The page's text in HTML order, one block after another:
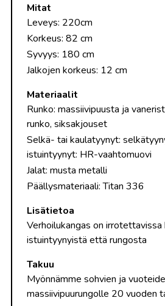
Mitat
Leveys: 220cm
Korkeus: 82 cm
Syvyys: 180 cm
Jalkojen korkeus: 12 cm
Materiaalit
Runko: massiivipuusta ja
runko, siksakjouset
Selkä- tai kaulatyynyt:
istuintyynyt: HR-vaahtomuovi
Jalat: musta metalli
Päällysmateriaali: Titan 336
Lisätietoa
Verhoilukangas on irrotettavissa
istuintyynyistä että rungosta
Takuu
Myönnämme sohvien ja
massiivipuurungolle 20 vuoden